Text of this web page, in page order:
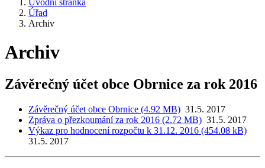
Úvodní stránka
Úřad
Archiv
Archiv
Závěrečný účet obce Obrnice za rok 2016
Závěrečný účet obce Obrnice (4.92 MB) 31.5. 2017
Zpráva o přezkoumání za rok 2016 (2.72 MB) 31.5. 2017
Výkaz pro hodnocení rozpočtu k 31.12. 2016 (454.08 kB)
31.5. 2017